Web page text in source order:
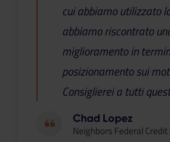
cui abbiamo utilizzato
abbiamo riscontrato
miglioramento in
posizionamento sui
Consiglierei a tutti
Chad Lopez
Neighbors Federal Credit